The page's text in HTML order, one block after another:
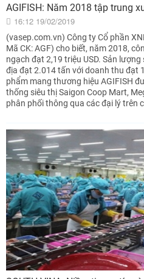
AGIFISH: Năm 2018 tập trung
16:12 19/02/2019
(vasep.com.vn) Công ty Cổ phần
Mã CK: AGF) cho biết, năm 2018,
ngạch đạt 2,19 triệu USD. Sản
địa đạt 2.014 tấn với doanh thu đạt
phẩm mang thương hiệu AGIFISH
thống siêu thị Saigon Coop Mart,
phân phối thông qua các đại lý trên